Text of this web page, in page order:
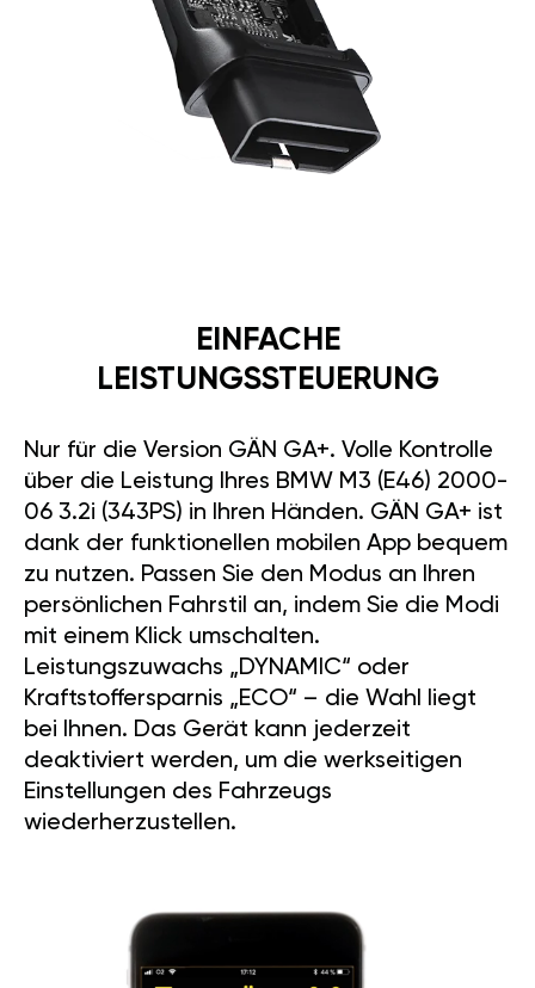
EINFACHE
LEISTUNGSSTEUERUNG
Nur für die Version GÄN GA+. Volle Kontrolle
über die Leistung Ihres BMW M3 (E46) 2000-
06 3.2i (343PS) in Ihren Händen. GÄN GA+ ist
dank der funktionellen mobilen App bequem
zu nutzen. Passen Sie den Modus an Ihren
persönlichen Fahrstil an, indem Sie die Modi
mit einem Klick umschalten.
Leistungszuwachs „DYNAMIC“ oder
Kraftstoffersparnis „ECO“ – die Wahl liegt
bei Ihnen. Das Gerät kann jederzeit
deaktiviert werden, um die werkseitigen
Einstellungen des Fahrzeugs
wiederherzustellen.